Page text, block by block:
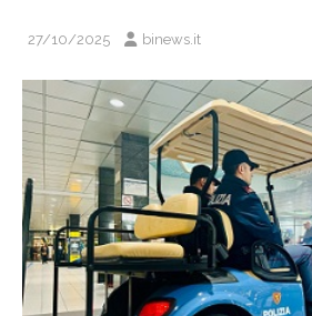
27/10/2025 binews.it